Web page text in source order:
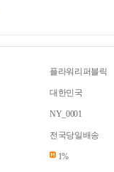
플라워리퍼블릭
대한민국
NY_0001
전국당일배송
1%